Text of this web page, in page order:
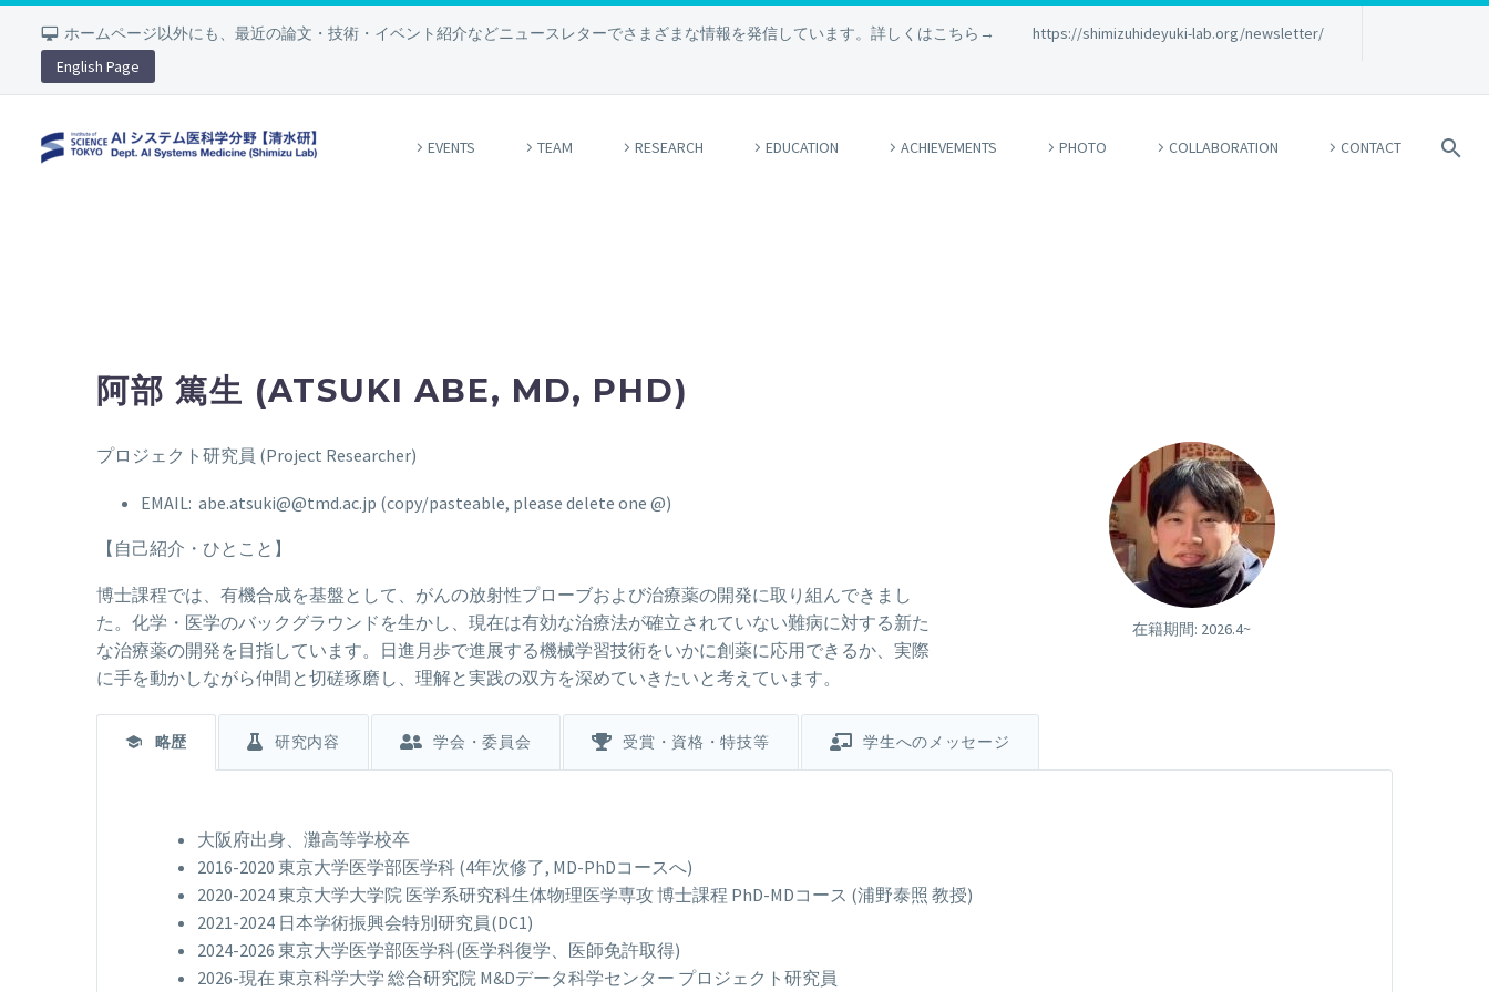
ホームページ以外にも、最近の論文・技術・イベント紹介などニュースレターでさまざまな情報を発信しています。詳しくはこちら→
https://shimizuhideyuki-lab.org/newsletter/
English Page
EVENTS TEAM RESEARCH EDUCATION ACHIEVEMENTS PHOTO COLLABORATION CONTACT
阿部 篤生 (ATSUKI ABE, MD, PHD)
プロジェクト研究員 (Project Researcher)
EMAIL: abe.atsuki@@tmd.ac.jp (copy/pasteable, please delete one @)
【自己紹介・ひとこと】
博士課程では、有機合成を基盤として、がんの放射性プローブおよび治療薬の開発に取り組んできまし
た。化学・医学のバックグラウンドを生かし、現在は有効な治療法が確立されていない難病に対する新た
な治療薬の開発を目指しています。日進月歩で進展する機械学習技術をいかに創薬に応用できるか、実際
に手を動かしながら仲間と切磋琢磨し、理解と実践の双方を深めていきたいと考えています。
在籍期間: 2026.4~
大阪府出身、灘高等学校卒
2016-2020 東京大学医学部医学科 (4年次修了, MD-PhDコースへ)
2020-2024 東京大学大学院 医学系研究科生体物理医学専攻 博士課程 PhD-MDコース (浦野泰照 教授)
2021-2024 日本学術振興会特別研究員(DC1)
2024-2026 東京大学医学部医学科(医学科復学、医師免許取得)
2026-現在 東京科学大学 総合研究院 M&Dデータ科学センター プロジェクト研究員
略歴 研究内容 学会・委員会 受賞・資格・特技等 学生へのメッセージ